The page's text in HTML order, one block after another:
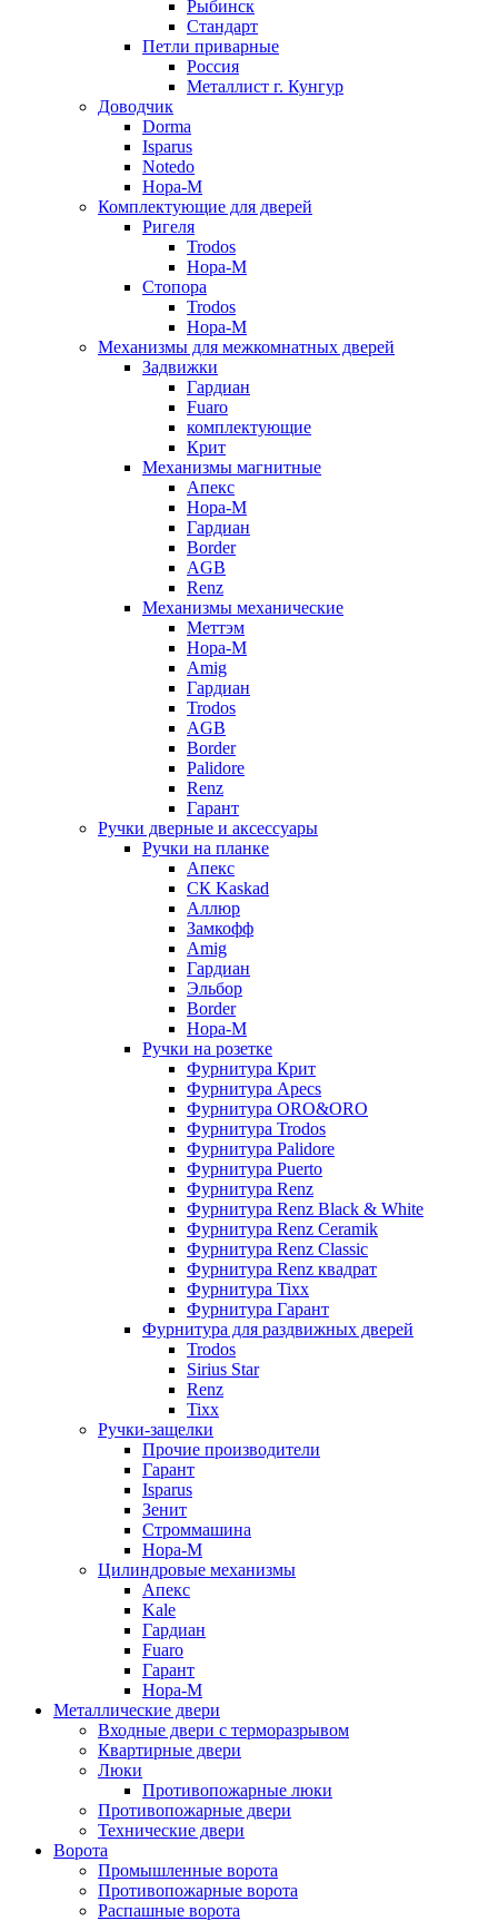
Рыбинск
Стандарт
Петли приварные
Россия
Металлист г. Кунгур
Доводчик
Dorma
Isparus
Notedo
Нора-М
Комплектующие для дверей
Ригеля
Trodos
Нора-М
Стопора
Trodos
Нора-М
Механизмы для межкомнатных дверей
Задвижки
Гардиан
Fuaro
комплектующие
Крит
Механизмы магнитные
Апекс
Нора-М
Гардиан
Border
AGB
Renz
Механизмы механические
Меттэм
Нора-М
Amig
Гардиан
Trodos
AGB
Border
Palidore
Renz
Гарант
Ручки дверные и аксессуары
Ручки на планке
Апекс
CК Kaskad
Аллюр
Замкофф
Amig
Гардиан
Эльбор
Border
Нора-М
Ручки на розетке
Фурнитура Крит
Фурнитура Apecs
Фурнитура ORO&ORO
Фурнитура Trodos
Фурнитура Palidore
Фурнитура Puerto
Фурнитура Renz
Фурнитура Renz Black & White
Фурнитура Renz Ceramik
Фурнитура Renz Classic
Фурнитура Renz квадрат
Фурнитура Tixx
Фурнитура Гарант
Фурнитура для раздвижных дверей
Trodos
Sirius Star
Renz
Tixx
Ручки-защелки
Прочие производители
Гарант
Isparus
Зенит
Строммашина
Нора-М
Цилиндровые механизмы
Апекс
Kale
Гардиан
Fuaro
Гарант
Нора-М
Металлические двери
Входные двери с терморазрывом
Квартирные двери
Люки
Противопожарные люки
Противопожарные двери
Технические двери
Ворота
Промышленные ворота
Противопожарные ворота
Распашные ворота